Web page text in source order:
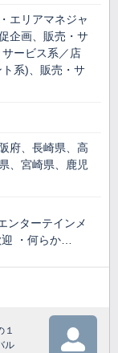
エリアマネジャ
企画、販売・サ
ービス系／店
系)、販売・サ
府、長崎県、高
、宮崎県、鹿児
ンターテインメ
・何らか…
１
ル